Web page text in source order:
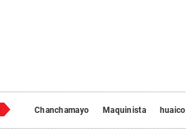
Chanchamayo Maquinista huaico